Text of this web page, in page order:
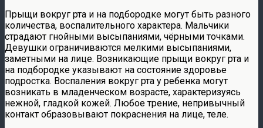
Прыщи вокруг рта и на подбородке могут быть разного
количества, воспалительного характера. Мальчики
страдают гнойными высыпаниями, чёрными точками.
Девушки ограничиваются мелкими высыпаниями,
заметными на лице. Возникающие прыщи вокруг рта и
на подбородке указывают на состояние здоровье
подростка. Воспаления вокруг рта у ребенка могут
возникать в младенческом возрасте, характеризуясь
нежной, гладкой кожей. Любое трение, непривычный
контакт образовывают покраснения на лице, теле.